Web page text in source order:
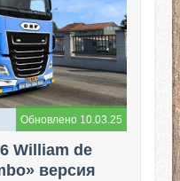
Обновлено 10.03.25
William de
версия